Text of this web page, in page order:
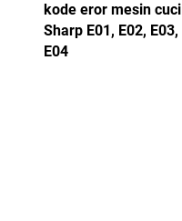
kode eror mesin cuci
Sharp E01, E02, E03,
E04